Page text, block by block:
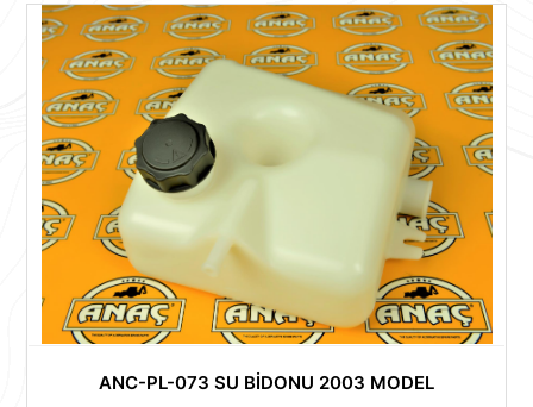
ANC-PL-073 SU BİDONU 2003 MODEL